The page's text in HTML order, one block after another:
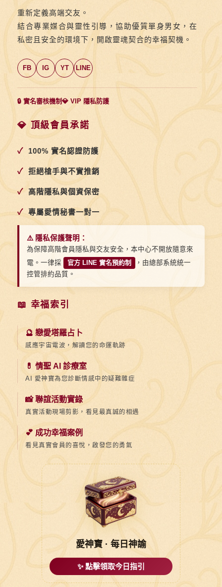
重新定義高端交友。
結合專業媒合與靈性引導，協助優質單身男女，在
私密且安全的環境下，開啟靈魂契合的幸福契機。
FB IG YT LINE
🔒 實名審核機制💎 VIP 隱私防護
💎 頂級會員承諾
✓ 100% 實名認證防護
✓ 拒絕槍手與不實推銷
✓ 高階隱私與個資保密
✓ 專屬愛情秘書一對一
⚠️ 隱私保護聲明：
為保障高階會員隱私與交友安全，本中心不開放隨意來
電。一律採
官方 LINE 實名預約制
，由總部系統統一
控管排約品質。
📖 幸福索引
🔮 戀愛塔羅占卜
感應宇宙電波，解讀您的命運軌跡
💊 情聖 AI 診療室
AI 愛神寶為您診斷情感中的疑難雜症
📸 聯誼活動實錄
真實活動現場剪影，看見最真誠的相遇
💕 成功幸福案例
看見真實會員的喜悅，啟發您的勇氣
愛神寶 · 每日神諭
✨ 點擊領取今日指引